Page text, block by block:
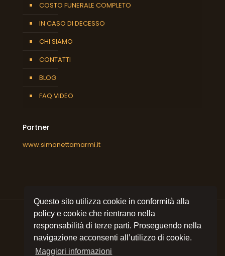
Questo sito utilizza cookie in conformità alla
policy e cookie che rientrano nella
responsabilità di terze parti. Proseguendo nella
navigazione acconsenti all’utilizzo di cookie.
Maggiori informazioni
COSTO FUNERALE COMPLETO
IN CASO DI DECESSO
CHI SIAMO
CONTATTI
BLOG
FAQ VIDEO
Partner
www.simonettamarmi.it
© 2021 All rights reservedSimonetta Marmi srl| P.I.
09053320157 | Sito e posizionamento realizzato